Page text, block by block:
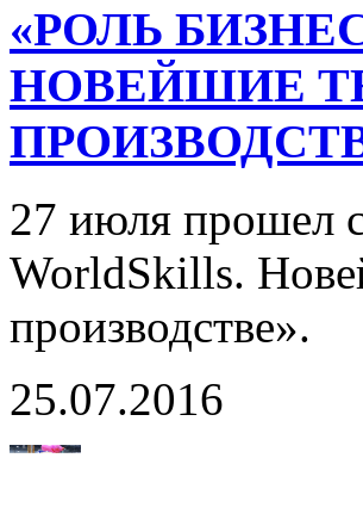
«РОЛЬ
НОВЕЙШИЕ
27 июля прошел
WorldSkills.
производстве».
25.07.2016